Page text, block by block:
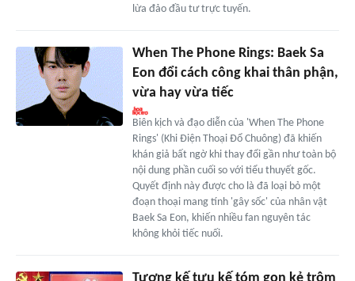
lừa đảo đầu tư trực tuyến.
When The Phone Rings: Baek Sa
Eon đổi cách công khai thân phận,
vừa hay vừa tiếc
Biên kịch và đạo diễn của 'When The Phone
Rings' (Khi Điện Thoại Đổ Chuông) đã khiến
khán giả bất ngờ khi thay đổi gần như toàn bộ
nội dung phần cuối so với tiểu thuyết gốc.
Quyết định này được cho là đã loại bỏ một
đoạn thoại mang tính 'gây sốc' của nhân vật
Baek Sa Eon, khiến nhiều fan nguyên tác
không khỏi tiếc nuối.
Tương kế tựu kế tóm gọn kẻ trộm